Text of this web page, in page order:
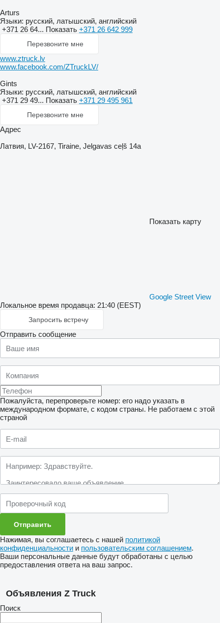
Arturs
Языки: русский, латышский, английский
+371 26 64... Показать +371 26 642 999
Перезвоните мне
www.ztruck.lv
www.facebook.com/ZTruckLV/
Gints
Языки: русский, латышский, английский
+371 29 49... Показать +371 29 495 961
Перезвоните мне
Адрес
Латвия, LV-2167, Tiraine, Jelgavas ceļš 14a
Показать карту
Google Street View
Локальное время продавца: 21:40 (EEST)
Запросить встречу
Отправить сообщение
Пожалуйста, перепроверьте номер: его надо указать в
международном формате, с кодом страны. Не работаем с этой
страной
Нажимая, вы соглашаетесь с нашей политикой
конфиденциальности и пользовательским соглашением.
Ваши персональные данные будут обработаны с целью
предоставления ответа на ваш запрос.
Объявления Z Truck
Поиск